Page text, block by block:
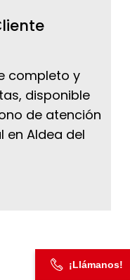
completo y
disponible
de atención
en Aldea del
¡Llámanos!